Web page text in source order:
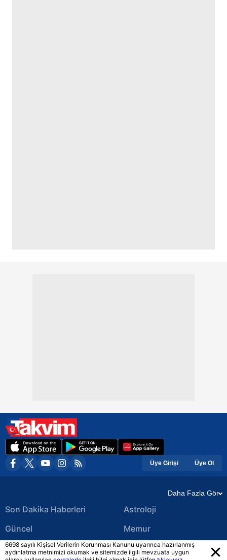
Üye Girişi Üye Ol
Daha Fazla Gör
Son Dakika Haberleri
Güncel
Ekonomi Haberleri
Astroloji
Memur
Yerel Haberler
6698 sayılı Kişisel Verilerin Korunması Kanunu uyarınca hazırlanmış
aydınlatma metnimizi okumak ve sitemizde ilgili mevzuata uygun